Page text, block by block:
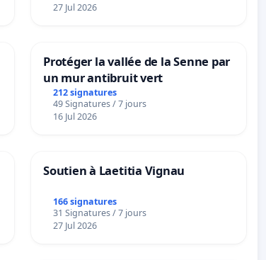
27 Jul 2026
Protéger la vallée de la Senne par
un mur antibruit vert
212 signatures
49 Signatures / 7 jours
16 Jul 2026
Soutien à Laetitia Vignau
166 signatures
31 Signatures / 7 jours
27 Jul 2026